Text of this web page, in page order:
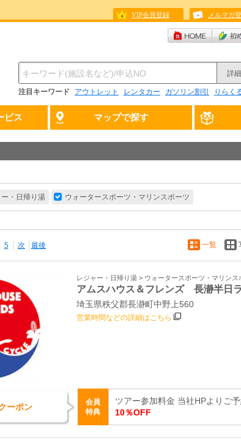
VIP会員登録 メルマガ
詳
注目キーワード アウトレット レンタカー ガソリン割引 りらく
ビス マップで探す
ー・日帰り湯 ウォータースポーツ・マリンスポーツ
5 次 最後 一覧
レジャー・日帰り湯 > ウォータースポーツ・マリンス
アムスハウス＆フレンズ 長瀞半日
埼玉県秩父郡長瀞町中野上560
営業時間などの詳細はこちら
ーポン
会員
特典
ツアー参加料金 当社HPよりご
10％OFF